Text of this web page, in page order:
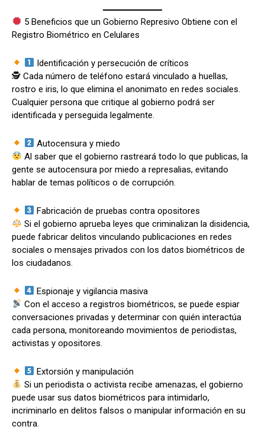
5 Beneficios que un Gobierno Represivo Obtiene con el
Registro Biométrico en Celulares
Identificación y persecución de críticos
🕵️ Cada número de teléfono estará vinculado a huellas,
rostro e iris, lo que elimina el anonimato en redes sociales.
Cualquier persona que critique al gobierno podrá ser
identificada y perseguida legalmente.
Autocensura y miedo
Al saber que el gobierno rastreará todo lo que publicas, la
gente se autocensura por miedo a represalias, evitando
hablar de temas políticos o de corrupción.
Fabricación de pruebas contra opositores
Si el gobierno aprueba leyes que criminalizan la disidencia,
puede fabricar delitos vinculando publicaciones en redes
sociales o mensajes privados con los datos biométricos de
los ciudadanos.
Espionaje y vigilancia masiva
Con el acceso a registros biométricos, se puede espiar
conversaciones privadas y determinar con quién interactúa
cada persona, monitoreando movimientos de periodistas,
activistas y opositores.
Extorsión y manipulación
Si un periodista o activista recibe amenazas, el gobierno
puede usar sus datos biométricos para intimidarlo,
incriminarlo en delitos falsos o manipular información en su
contra.